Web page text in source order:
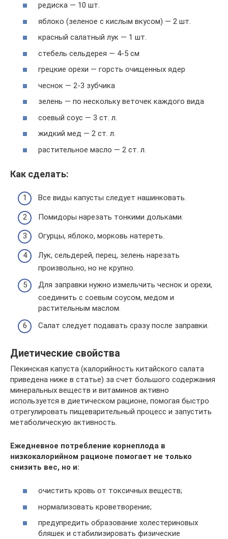
редиска — 10 шт.
яблоко (зеленое с кислым вкусом) — 2 шт.
красный салатный лук — 1 шт.
стебель сельдерея — 4-5 см
грецкие орехи — горсть очищенных ядер
чеснок — 2-3 зубчика
зелень — по нескольку веточек каждого вида
соевый соус — 3 ст. л.
жидкий мед — 2 ст. л.
растительное масло — 2 ст. л.
Как сделать:
Все виды капусты следует нашинковать.
Помидоры нарезать тонкими дольками.
Огурцы, яблоко, морковь натереть.
Лук, сельдерей, перец, зелень нарезать
произвольно, но не крупно.
Для заправки нужно измельчить чеснок и орехи,
соединить с соевым соусом, медом и
растительным маслом.
Салат следует подавать сразу после заправки.
Диетические свойства
Пекинская капуста (калорийность китайского салата
приведена ниже в статье) за счет большого содержания
минеральных веществ и витаминов активно
используется в диетическом рационе, помогая быстро
отрегулировать пищеварительный процесс и запустить
метаболическую активность.
Ежедневное потребление корнеплода в
низкокалорийном рационе помогает не только
снизить вес, но и:
очистить кровь от токсичных веществ;
нормализовать кроветворение;
предупредить образование холестериновых
бляшек и стабилизировать физические